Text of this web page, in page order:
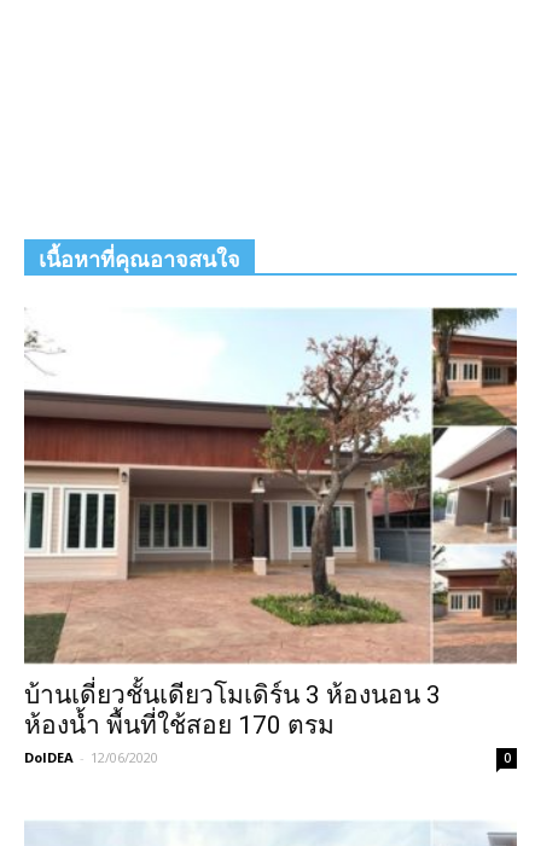
เนื้อหาที่คุณอาจสนใจ
บ้านเดี่ยวชั้นเดียวโมเดิร์น 3 ห้องนอน 3
ห้องน้ำ พื้นที่ใช้สอย 170 ตรม
DoIDEA - 12/06/2020 0